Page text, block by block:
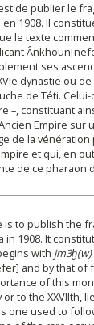
de publier le
en 1908. Il
le texte
ses
dynastie ou
de Téti.
–, constituant
Empire sur
de la
et qui, en
de ce pharaon
to publish the
in 1908. It
with
and by that of
of this
or to the XXVIIth,
one used to